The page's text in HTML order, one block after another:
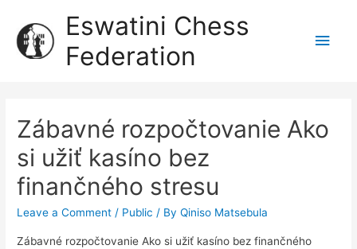
Eswatini Chess
Federation
Zábavné rozpočtovanie Ako
si užiť kasíno bez
finančného stresu
Leave a Comment / Public / ByQiniso Matsebula
Zábavné rozpočtovanie Ako si užiť kasíno bez finančného